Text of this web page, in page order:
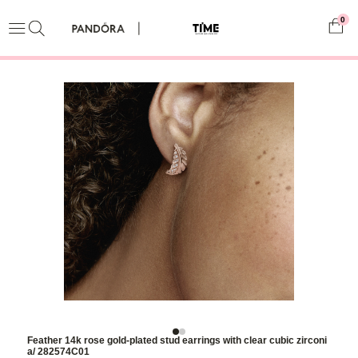
0
Feather 14k rose gold-plated stud earrings with clear cubic zirconi
a/ 282574C01